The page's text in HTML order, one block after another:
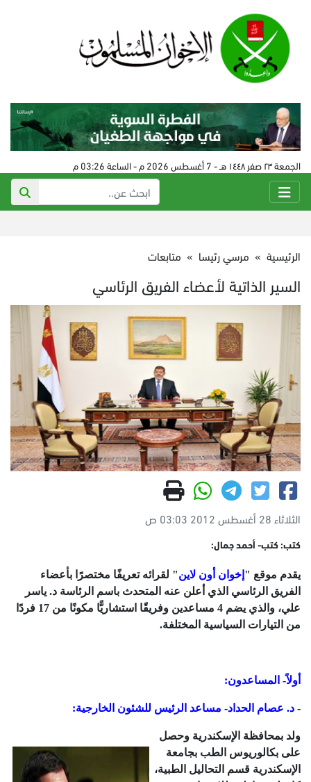
الجمعة ٢٣ صفر ١٤٤٨ هـ - 7 أغسطس 2026 م - الساعة 03:26 م
الرئيسية » مرسي رئيسا » متابعات
السير الذاتية لأعضاء الفريق الرئاسي
الثلاثاء 28 أغسطس 2012 03:03 ص
كتب: كتب- أحمد جمال:
يقدم موقع " إخوان أون لاين" لقرائه تعريفًا مختصرًا بأعضاء
الفريق الرئاسي الذي أعلن عنه المتحدث باسم الرئاسة د. ياسر
علي، والذي يضم 4 مساعدين وفريقًا استشاريًّا مكونًا من 17 فردًا
من التيارات السياسية المختلفة.
أولاً- المساعدون:
- د. عصام الحداد- مساعد الرئيس للشئون الخارجية:
ولد بمحافظة الإسكندرية وحصل
على بكالوريوس الطب بجامعة
الإسكندرية قسم التحاليل الطبية،